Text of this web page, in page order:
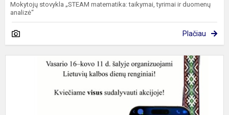
Mokytojų stovykla „STEAM matematika: taikymai, tyrimai ir duomenų
analizė“
Plačiau